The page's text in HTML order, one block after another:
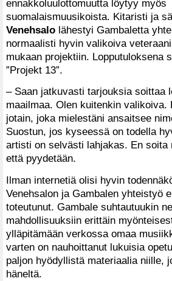
ennakkoluulottomuutta löytyy myös
suomalaismuusikoista. Kitaristi ja
Venehsalo lähestyi Gambaletta
normaalisti hyvin valikoiva
mukaan projektiin. Lopputuloksena
”Projekt 13”.
– Saan jatkuvasti tarjouksia soittaa
maailmaa. Olen kuitenkin valikoiva.
jotain, joka mielestäni ansaitsee
Suostun, jos kyseessä on todella
artisti on selvästi lahjakas. En soita
että pyydetään.
Ilman internetiä olisi hyvin
Venehsalon ja Gambalen yhteistyö
toteutunut. Gambale suhtautuukin
mahdollisuuksiin erittäin
ylläpitämään verkossa omaa
varten on nauhoittanut lukuisia
paljon hyödyllistä materiaalia niille,
häneltä.